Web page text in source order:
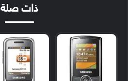
ذات صلة